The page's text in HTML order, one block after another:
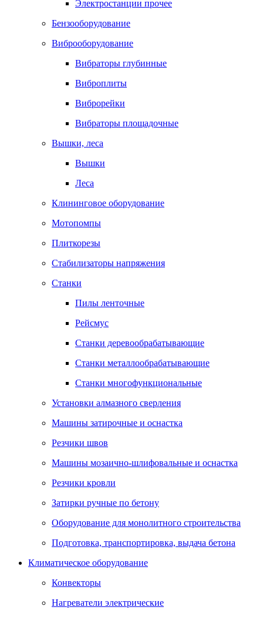
Электростанции прочее
Бензооборудование
Виброоборудование
Вибраторы глубинные
Виброплиты
Виброрейки
Вибраторы площадочные
Вышки, леса
Вышки
Леса
Клининговое оборудование
Мотопомпы
Плиткорезы
Стабилизаторы напряжения
Станки
Пилы ленточные
Рейсмус
Станки деревообрабатывающие
Станки металлообрабатывающие
Станки многофункциональные
Установки алмазного сверления
Машины затирочные и оснастка
Резчики швов
Машины мозаично-шлифовальные и оснастка
Резчики кровли
Затирки ручные по бетону
Оборудование для монолитного строительства
Подготовка, транспортировка, выдача бетона
Климатическое оборудование
Конвекторы
Нагреватели электрические